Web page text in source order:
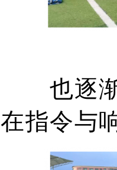
也逐
在指令与